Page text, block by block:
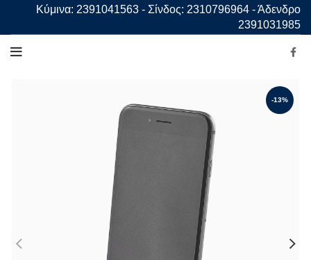
Κύμινα: 2391041563 - Σίνδος: 2310796964 - Άδενδρο
2391031985
-13%